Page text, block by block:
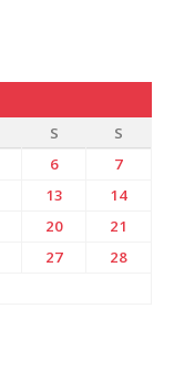
S
S
6
7
13
14
20
21
27
28